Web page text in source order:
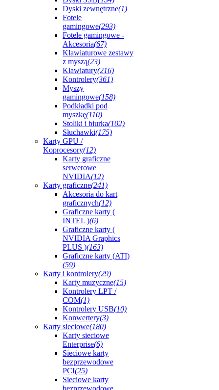
Dyski zewnętrzne(1)
Fotele
gamingowe(293)
Fotele gamingowe -
Akcesoria(67)
Klawiaturowe zestawy
z myszą(23)
Klawiatury(216)
Kontrolery(361)
Myszy
gamingowe(158)
Podkładki pod
myszkę(110)
Stoliki i biurka(102)
Słuchawki(175)
Karty GPU /
Koprocesory(12)
Karty graficzne
serwerowe
NVIDIA(12)
Karty graficzne(241)
Akcesoria do kart
graficznych(12)
Graficzne karty (
INTEL )(6)
Graficzne karty (
NVIDIA Graphics
PLUS )(163)
Graficzne karty (ATI)
(59)
Karty i kontrolery(29)
Karty muzyczne(15)
Kontrolery LPT /
COM(1)
Kontrolery USB(10)
Konwertery(3)
Karty sieciowe(180)
Karty sieciowe
Enterprise(6)
Sieciowe karty
bezprzewodowe
PCI(25)
Sieciowe karty
bezprzewodowe